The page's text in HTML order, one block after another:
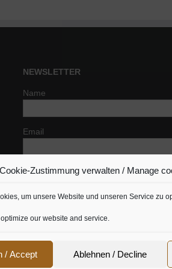
Cookie-Zustimmung verwalten / Manage
um unsere Website und unseren Service zu
our website and service.
/ Accept Ablehnen / Decline
NEWSLETTER
Name
Email
Indem Du fortfährst, akzeptierst